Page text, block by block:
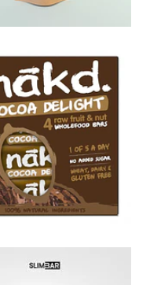
Barritas
Nakd ...
Not
Available